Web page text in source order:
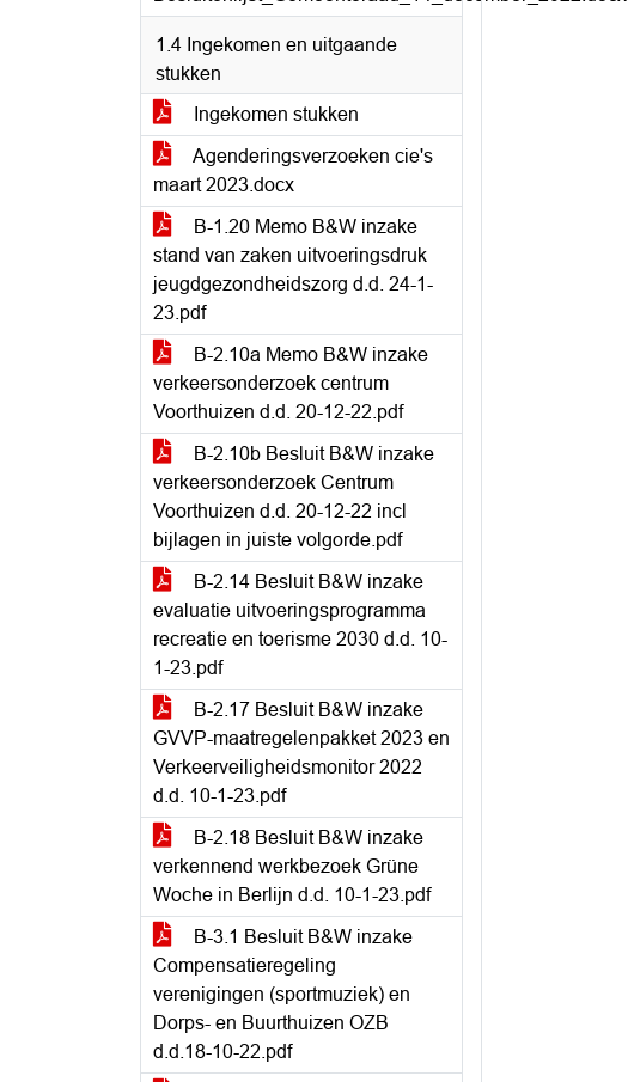
1.4 Ingekomen en uitgaande
stukken
Ingekomen stukken
Agenderingsverzoeken cie's
maart 2023.docx
B-1.20 Memo B&W inzake
stand van zaken uitvoeringsdruk
jeugdgezondheidszorg d.d. 24-1-
23.pdf
B-2.10a Memo B&W inzake
verkeersonderzoek centrum
Voorthuizen d.d. 20-12-22.pdf
B-2.10b Besluit B&W inzake
verkeersonderzoek Centrum
Voorthuizen d.d. 20-12-22 incl
bijlagen in juiste volgorde.pdf
B-2.14 Besluit B&W inzake
evaluatie uitvoeringsprogramma
recreatie en toerisme 2030 d.d. 10-
1-23.pdf
B-2.17 Besluit B&W inzake
GVVP-maatregelenpakket 2023 en
Verkeerveiligheidsmonitor 2022
d.d. 10-1-23.pdf
B-2.18 Besluit B&W inzake
verkennend werkbezoek Grüne
Woche in Berlijn d.d. 10-1-23.pdf
B-3.1 Besluit B&W inzake
Compensatieregeling
verenigingen (sportmuziek) en
Dorps- en Buurthuizen OZB
d.d.18-10-22.pdf